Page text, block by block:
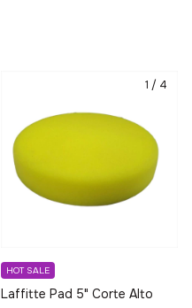
1 / 4
Laffitte Pad 5" Corte Alto
HOT SALE